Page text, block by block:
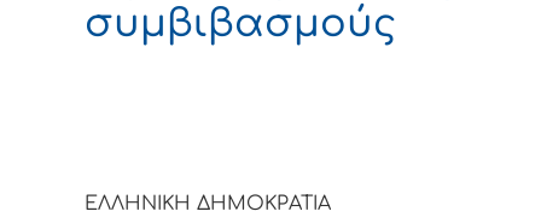
συμβιβασμούς
ΕΛΛΗΝΙΚΗ